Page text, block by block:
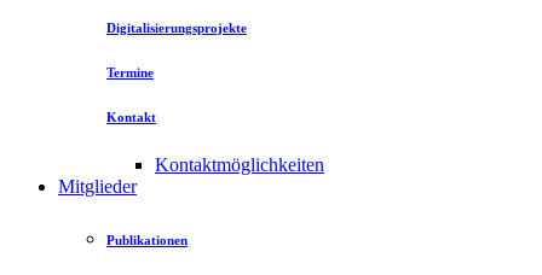
Digitalisierungsprojekte
Termine
Kontakt
Kontaktmöglichkeiten
Mitglieder
Publikationen